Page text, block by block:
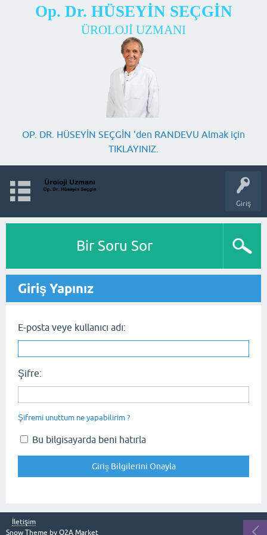
Op. Dr. HÜSEYİN SEÇGİN
ÜROLOJİ UZMANI
OP. DR. HÜSEYİN SEÇGİN 'den RANDEVU Almak için
TIKLAYINIZ.
Giriş
Bir Soru Sor
Giriş Yapınız
E-posta veye kullanıcı adı:
Şifre:
Şifremi unuttum ne yapabilirim ?
Bu bilgisayarda beni hatırla
İletişim
Snow Theme by Q2A Market